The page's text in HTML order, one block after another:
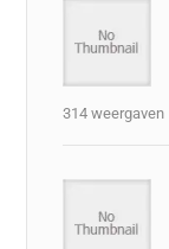
314 weergaven